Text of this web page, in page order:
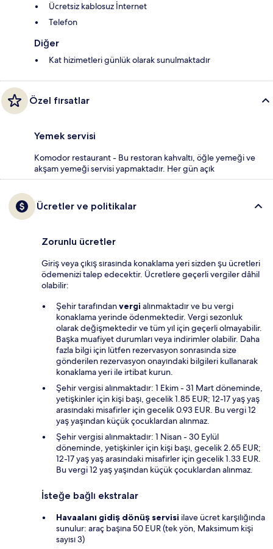
Ücretsiz kablosuz İnternet
Telefon
Diğer
Kat hizimetleri günlük olarak sunulmaktadır
Özel fırsatlar
Yemek servisi
Komodor restaurant - Bu restoran kahvaltı, öğle yemeği ve
akşam yemeği servisi yapmaktadır. Her gün açık
Ücretler ve politikalar
Zorunlu ücretler
Giriş veya çıkış sırasında konaklama yeri sizden şu ücretleri
ödemenizi talep edecektir. Ücretlere geçerli vergiler dâhil
olabilir:
Şehir tarafındanvergi alınmaktadır ve bu vergi
konaklama yerinde ödenmektedir. Vergi sezonluk
olarak değişmektedir ve tüm yıl için geçerli olmayabilir.
Başka muafiyet durumları veya indirimler olabilir. Daha
fazla bilgi için lütfen rezervasyon sonrasında size
gönderilen rezervasyon onayındaki bilgileri kullanarak
konaklama yeri ile irtibat kurun.
Şehir vergisi alınmaktadır: 1 Ekim - 31 Mart döneminde,
yetişkinler için kişi başı, gecelik 1.85 EUR; 12-17 yaş yaş
arasındaki misafirler için gecelik 0.93 EUR. Bu vergi 12
yaş yaşından küçük çocuklardan alınmaz.
Şehir vergisi alınmaktadır: 1 Nisan - 30 Eylül
döneminde, yetişkinler için kişi başı, gecelik 2.65 EUR;
12-17 yaş yaş arasındaki misafirler için gecelik 1.33 EUR.
Bu vergi 12 yaş yaşından küçük çocuklardan alınmaz.
İsteğe bağlı ekstralar
Havaalanı gidiş dönüş servisi ilave ücret karşılığında
sunulur: araç başına 50 EUR (tek yön, Maksimum kişi
sayısı 3)